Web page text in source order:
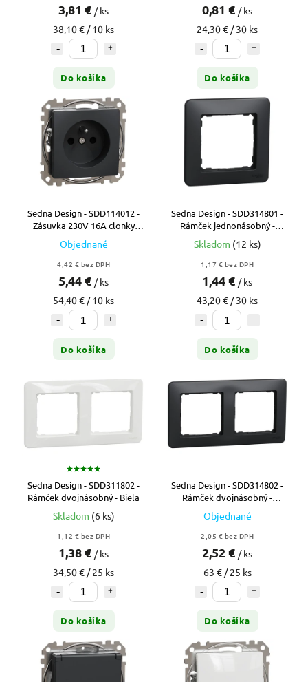
3,81 € / ks
38,10 € / 10 ks
Do košíka
0,81 € / ks
24,30 € / 30 ks
Do košíka
Sedna Design - SDD114012 -
Zásuvka 230V 16A clonky
bezskrutková - Antracit
Objednané
4,42 € bez DPH
5,44 € / ks
54,40 € / 10 ks
Do košíka
Sedna Design - SDD314801 -
Rámček jednonásobný -
Antracit
Skladom (12 ks)
1,17 € bez DPH
1,44 € / ks
43,20 € / 30 ks
Do košíka
Sedna Design - SDD311802 -
Rámček dvojnásobný - Biela
Skladom (6 ks)
1,12 € bez DPH
1,38 € / ks
34,50 € / 25 ks
Do košíka
Sedna Design - SDD314802 -
Rámček dvojnásobný -
Antracit
Objednané
2,05 € bez DPH
2,52 € / ks
63 € / 25 ks
Do košíka